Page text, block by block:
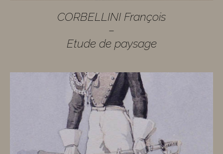
CORBELLINI François
–
Etude de paysage